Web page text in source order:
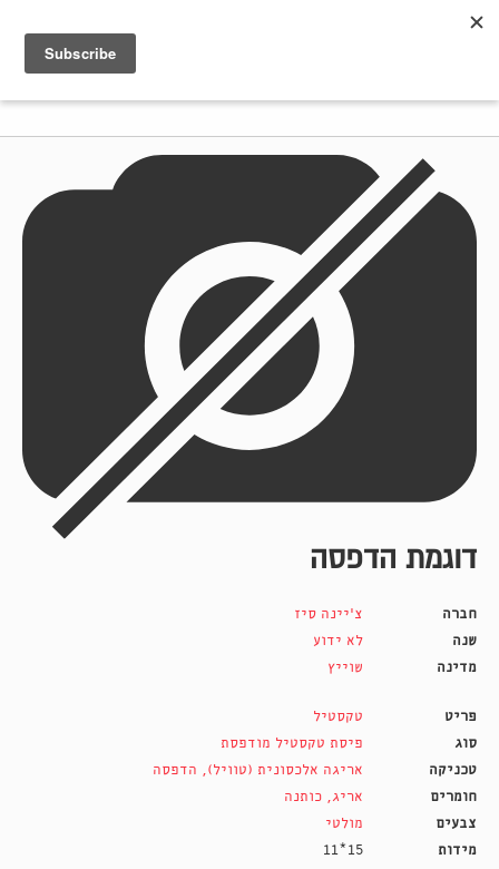
דוגמת הדפסה
חברה
צ'יינה סיז
שנה
לא ידוע
מדינה
שוייץ
פריט
טקסטיל
סוג
פיסת טקסטיל מודפסת
טכניקה
אריגה אלכסונית (טוויל), הדפסה
חומרים
אריג, כותנה
צבעים
מולטי
מידות
15*11